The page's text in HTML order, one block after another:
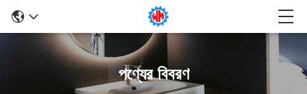
পণ্যের বিবরণ